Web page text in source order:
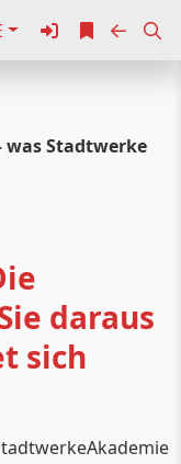
was Stadtwerke
daraus
sich